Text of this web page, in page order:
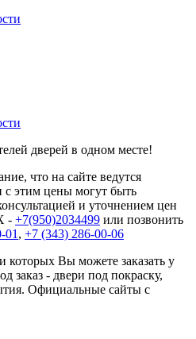
дверей в одном месте!
что на сайте ведутся
с этим цены могут быть
и уточнением цен
- +7(950)2034499 или позвонить
01 , +7 (343) 286-00-06
которых Вы можете заказать у
заказ - двери под покраску,
Официальные сайты с